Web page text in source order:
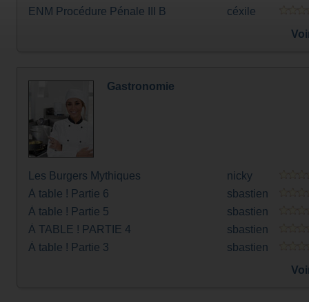
ENM Procédure Pénale III B
céxile
Gastronomie
Les Burgers Mythiques
nicky
À table ! Partie 6
sbastien
À table ! Partie 5
sbastien
À TABLE ! PARTIE 4
sbastien
À table ! Partie 3
sbastien